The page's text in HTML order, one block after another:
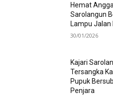
Hemat
Sarolangun
Lampu Jalan
30/01/2026
Kajari
Tersangka
Pupuk
Penjara